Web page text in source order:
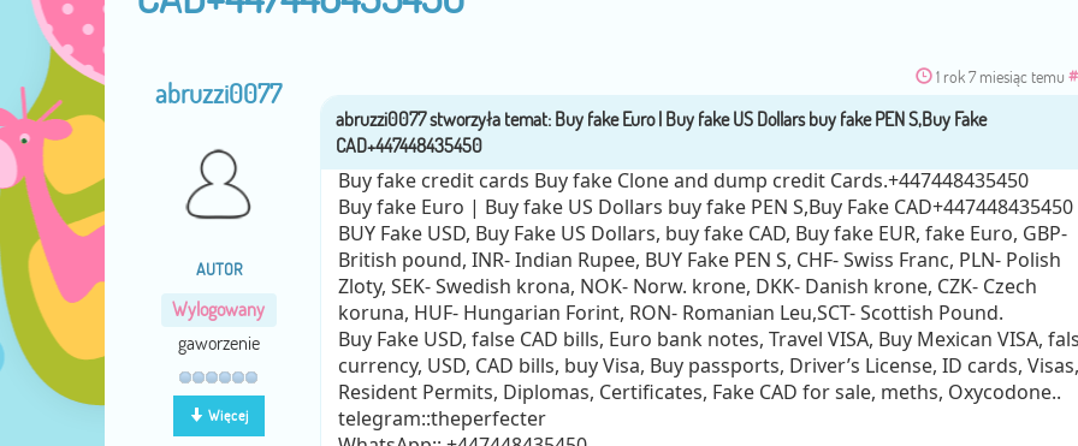
abruzzi0077
AUTOR
Wylogowany
gaworzenie
Więcej
1 rok 7 miesiąc temu
Buy fake credit cards Buy fake Clone and dump credit Cards.+447448435450
Buy fake Euro | Buy fake US Dollars buy fake PEN S,Buy Fake CAD+447448435450
BUY Fake USD, Buy Fake US Dollars, buy fake CAD, Buy fake EUR, fake Euro, GBP-
British pound, INR- Indian Rupee, BUY Fake PEN S, CHF- Swiss Franc, PLN- Polish
Zloty, SEK- Swedish krona, NOK- Norw. krone, DKK- Danish krone, CZK- Czech
koruna, HUF- Hungarian Forint, RON- Romanian Leu,SCT- Scottish Pound.
Buy Fake USD, false CAD bills, Euro bank notes, Travel VISA, Buy Mexican VISA,
currency, USD, CAD bills, buy Visa, Buy passports, Driver’s License, ID cards, Visas,
Resident Permits, Diplomas, Certificates, Fake CAD for sale, meths, Oxycodone..
telegram::theperfecter